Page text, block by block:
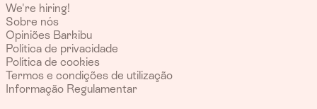
We're hiring!
Sobre nós
Opiniões Barkibu
Política de privacidade
Política de cookies
Termos e condições de utilização
Informação Regulamentar